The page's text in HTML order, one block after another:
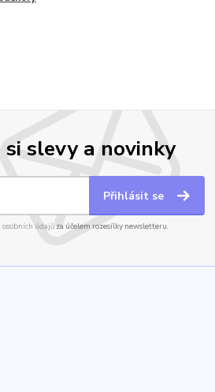
slevy a novinky
Přihlásit se
údajůza účelem rozesílky newsletteru.